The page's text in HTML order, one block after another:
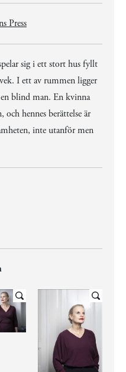
Press
sig i ett stort hus fyllt
I ett av rummen ligger
blind man. En kvinna
och hennes berättelse är
inte utanför men